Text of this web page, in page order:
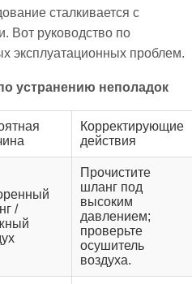
сталкивается с
Вот руководство по
эксплуатационных проблем.
устранению неполадок
Корректирующие
действия
/
Прочистите
шланг под
высоким
давлением;
проверьте
осушитель
воздуха.